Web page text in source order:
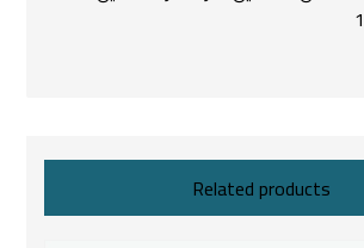
Related products